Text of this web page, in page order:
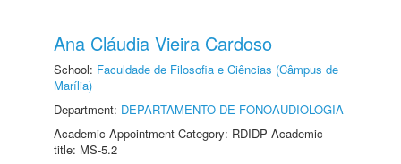
Ana Cláudia Vieira Cardoso
School: Faculdade de Filosofia e Ciências (Câmpus de
Marília)
Department: DEPARTAMENTO DE FONOAUDIOLOGIA
Academic Appointment Category: RDIDP Academic
title: MS-5.2